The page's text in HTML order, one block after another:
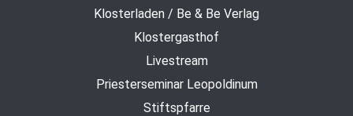
Klosterladen / Be & Be Verlag
Klostergasthof
Livestream
Priesterseminar Leopoldinum
Stiftspfarre